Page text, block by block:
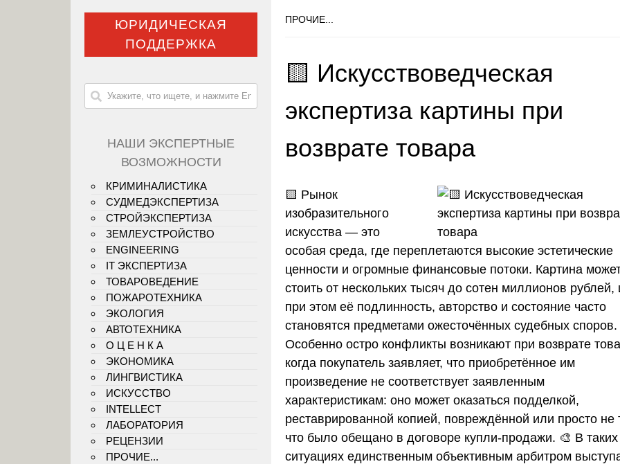
ПРОЧИЕ...
🟨 Искусствоведческая
экспертиза картины при
возврате товара
🟨 Рынок
изобразительного
искусства — это
особая среда, где переплетаются высокие эстетические
ценности и огромные финансовые потоки. Картина
стоить от нескольких тысяч до сотен миллионов рублей,
при этом её подлинность, авторство и состояние часто
становятся предметами ожесточённых судебных
Особенно остро конфликты возникают при возврате
когда покупатель заявляет, что приобретённое им
произведение не соответствует заявленным
характеристикам: оно может оказаться подделкой,
реставрированной копией, повреждённой или просто не
что было обещано в договоре купли-продажи. 🎨 В таких
ситуациях единственным объективным арбитром
ЮРИДИЧЕСКАЯ
ПОДДЕРЖКА
НАШИ ЭКСПЕРТНЫЕ
ВОЗМОЖНОСТИ
КРИМИНАЛИСТИКА
СУДМЕДЭКСПЕРТИЗА
СТРОЙЭКСПЕРТИЗА
ЗЕМЛЕУСТРОЙСТВО
ENGINEERING
IT ЭКСПЕРТИЗА
ТОВАРОВЕДЕНИЕ
ПОЖАРОТЕХНИКА
ЭКОЛОГИЯ
АВТОТЕХНИКА
О Ц Е Н К А
ЭКОНОМИКА
ЛИНГВИСТИКА
ИСКУССТВО
INTELLECT
ЛАБОРАТОРИЯ
РЕЦЕНЗИИ
ПРОЧИЕ...